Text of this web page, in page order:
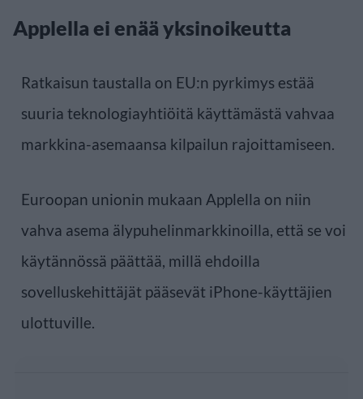
Applella ei enää yksinoikeutta
Ratkaisun taustalla on EU:n pyrkimys estää
suuria teknologiayhtiöitä käyttämästä vahvaa
markkina-asemaansa kilpailun rajoittamiseen.
Euroopan unionin mukaan Applella on niin
vahva asema älypuhelinmarkkinoilla, että se voi
käytännössä päättää, millä ehdoilla
sovelluskehittäjät pääsevät iPhone-käyttäjien
ulottuville.